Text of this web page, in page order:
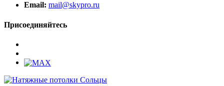
Email: mail@skypro.ru
Присоединяйтесь